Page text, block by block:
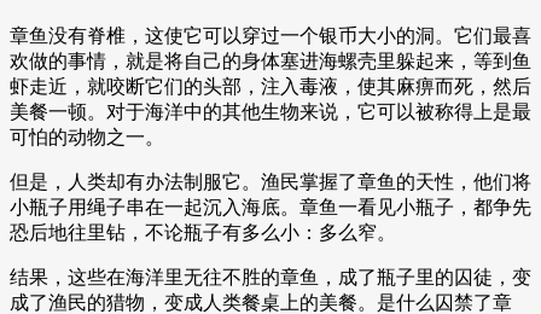
章鱼没有脊椎，这使它可以穿过一个银币大小的洞。它们最喜
欢做的事情，就是将自己的身体塞进海螺壳里躲起来，等到鱼
虾走近，就咬断它们的头部，注入毒液，使其麻痹而死，然后
美餐一顿。对于海洋中的其他生物来说，它可以被称得上是最
可怕的动物之一。
但是，人类却有办法制服它。渔民掌握了章鱼的天性，他们将
小瓶子用绳子串在一起沉入海底。章鱼一看见小瓶子，都争先
恐后地往里钻，不论瓶子有多么小：多么窄。
结果，这些在海洋里无往不胜的章鱼，成了瓶子里的囚徒，变
成了渔民的猎物，变成人类餐桌上的美餐。是什么囚禁了章